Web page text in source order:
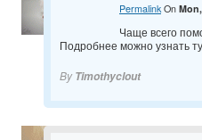
PermalinkOn
Чаще всего
Подробнее можно узнать
By Timothyclout